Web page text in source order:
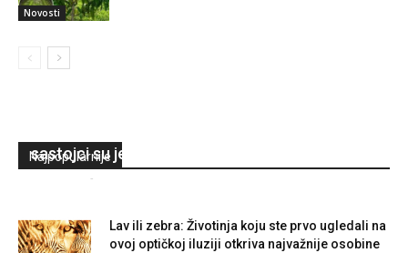
Novosti
Najpopularnije
sastojci su jeftini a okus fantastičan
-
Lav ili zebra: Životinja koju ste prvo ugledali na
ovoj optičkoj iluziji otkriva najvažnije osobine